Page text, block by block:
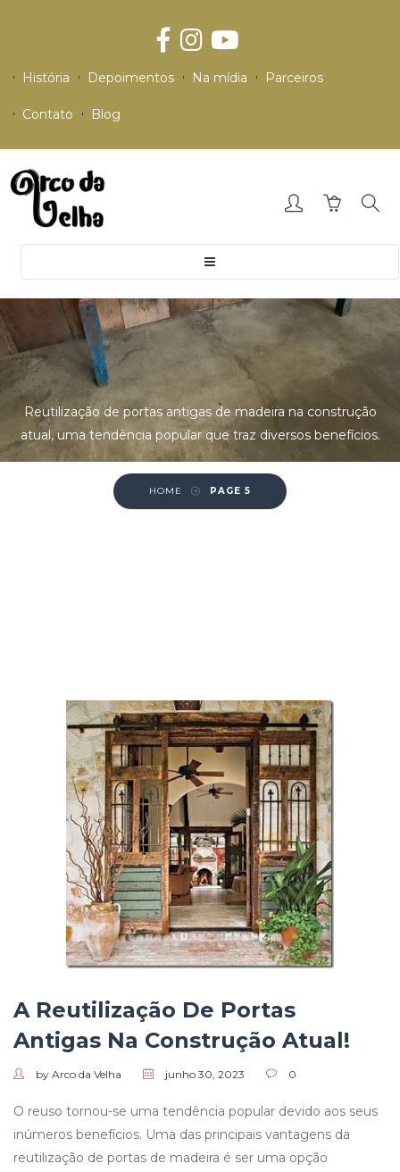
História Depoimentos Na mídia Parceiros
Contato Blog
Reutilização de portas antigas de madeira na construção
atual, uma tendência popular que traz diversos benefícios.
HOME PAGE 5
A Reutilização De Portas
Antigas Na Construção Atual!
by Arco da Velha junho 30, 2023 0
O reuso tornou-se uma tendência popular devido aos seus
inúmeros benefícios. Uma das principais vantagens da
reutilização de portas de madeira é ser uma opção